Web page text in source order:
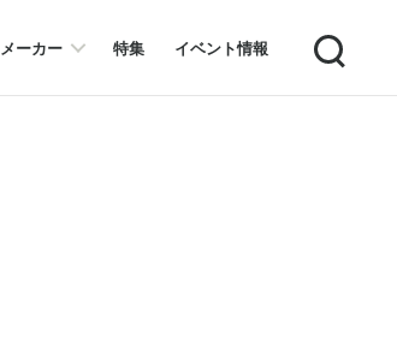
メーカー 特集 イベント情報 Search